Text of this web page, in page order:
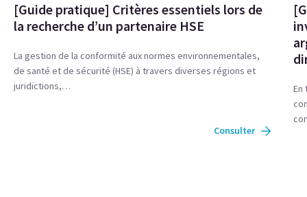
[Guide pratique] Critères essentiels lors de
la recherche d’un partenaire HSE
La gestion de la conformité aux normes environnementales,
de santé et de sécurité (HSE) à travers diverses régions et
juridictions,…
Consulter
En